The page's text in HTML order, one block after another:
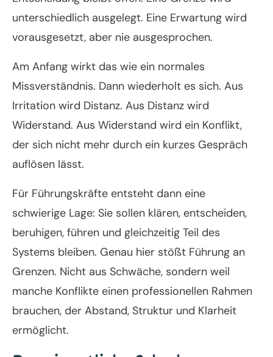
unterschiedlich ausgelegt. Eine Erwartung wird
vorausgesetzt, aber nie ausgesprochen.
Am Anfang wirkt das wie ein normales
Missverständnis. Dann wiederholt es sich. Aus
Irritation wird Distanz. Aus Distanz wird
Widerstand. Aus Widerstand wird ein Konflikt,
der sich nicht mehr durch ein kurzes Gespräch
auflösen lässt.
Für Führungskräfte entsteht dann eine
schwierige Lage: Sie sollen klären, entscheiden,
beruhigen, führen und gleichzeitig Teil des
Systems bleiben. Genau hier stößt Führung an
Grenzen. Nicht aus Schwäche, sondern weil
manche Konflikte einen professionellen Rahmen
brauchen, der Abstand, Struktur und Klarheit
ermöglicht.